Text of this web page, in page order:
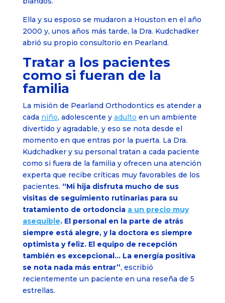
Ella y su esposo se mudaron a Houston en el año
2000 y, unos años más tarde, la Dra. Kudchadker
abrió su propio consultorio en Pearland.
Tratar a los pacientes
como si fueran de la
familia
La misión de Pearland Orthodontics es atender a
cada niño, adolescente y adulto en un ambiente
divertido y agradable, y eso se nota desde el
momento en que entras por la puerta. La Dra.
Kudchadker y su personal tratan a cada paciente
como si fuera de la familia y ofrecen una atención
experta que recibe críticas muy favorables de los
pacientes. “Mi hija disfruta mucho de sus
visitas de seguimiento rutinarias para su
tratamiento de ortodoncia a un precio muy
asequible. El personal en la parte de atrás
siempre está alegre, y la doctora es siempre
optimista y feliz. El equipo de recepción
también es excepcional… La energía positiva
se nota nada más entrar”, escribió
recientemente un paciente en una reseña de 5
estrellas.